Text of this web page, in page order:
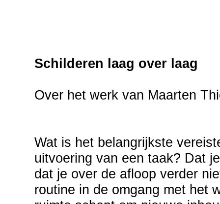
Schilderen laag over laag
Over het werk van Maarten
Wat is het belangrijkste
uitvoering van een taak? Dat
dat je over de afloop verder
routine in de omgang met het